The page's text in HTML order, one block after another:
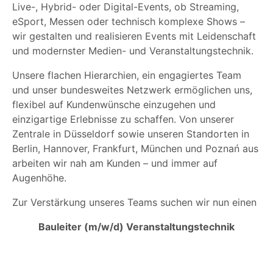
Live-, Hybrid- oder Digital-Events, ob Streaming,
eSport, Messen oder technisch komplexe Shows –
wir gestalten und realisieren Events mit Leidenschaft
und modernster Medien- und Veranstaltungstechnik.
Unsere flachen Hierarchien, ein engagiertes Team
und unser bundesweites Netzwerk ermöglichen uns,
flexibel auf Kundenwünsche einzugehen und
einzigartige Erlebnisse zu schaffen. Von unserer
Zentrale in Düsseldorf sowie unseren Standorten in
Berlin, Hannover, Frankfurt, München und Poznań aus
arbeiten wir nah am Kunden – und immer auf
Augenhöhe.
Zur Verstärkung unseres Teams suchen wir nun einen
Bauleiter (m/w/d) Veranstaltungstechnik